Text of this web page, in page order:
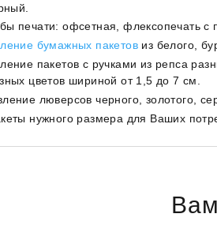
печати: офсетная, флексопечать
бумажных пакетовиз белого,
пакетов с ручками из репса
цветов шириной от 1,5 до 7 см.
люверсов черного, золотого,
нужного размера для Ваших